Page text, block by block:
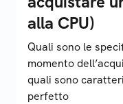
alla CPU)
Quali sono le
momento
quali sono
perfetto